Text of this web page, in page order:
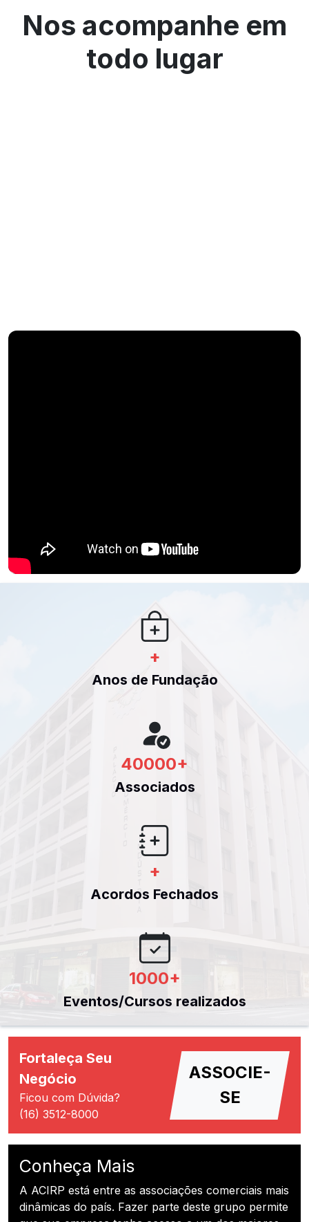
Nos acompanhe em
todo lugar
+
Anos de Fundação
40000+
Associados
+
Acordos Fechados
1000+
Eventos/Cursos realizados
Fortaleça Seu
Negócio
Ficou com Dúvida?
(16) 3512-8000
ASSOCIE-
SE
Conheça Mais
A ACIRP está entre as associações comerciais mais
dinâmicas do país. Fazer parte deste grupo permite